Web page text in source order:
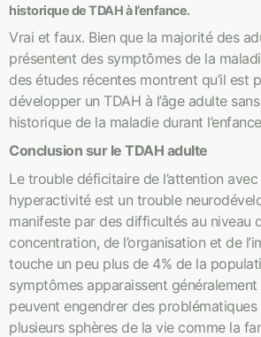
historique de TDAH à l’enfance.
Vrai et faux. Bien que la majorité des
présentent des symptômes de la
des études récentes montrent qu’il est
développer un TDAH à l’âge adulte
historique de la maladie durant
Conclusion sur le TDAH adulte
Le trouble déficitaire de l’attention avec
hyperactivité est un trouble
manifeste par des difficultés au niveau
concentration, de l’organisation et de
touche un peu plus de 4% de la
symptômes apparaissent généralement
peuvent engendrer des problématiques
plusieurs sphères de la vie comme la